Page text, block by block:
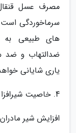
مصرف عسل
سرماخوردگی
های طبیعی به
ضدالتهاب و ضد
یاری شایانی
4. خاصیت شیرافزا
افزایش شیر